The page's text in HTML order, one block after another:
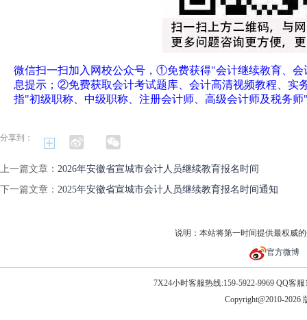
微信扫一扫加入网校公众号，①免费获得"会计继续教育、
息提示；②免费获取会计考试题库、会计高清视频教程、实
指"初级职称、中级职称、注册会计师、高级会计师及税务
分享到：
上一篇文章： 2026年安徽省宣城市会计人员继续教育报名时间
下一篇文章： 2025年安徽省宣城市会计人员继续教育报名时间通知
说明：本站将第一时间提供最权威
官方微博
7X24小时客服热线:159-5922-9969 QQ客服
Copyright@2010-2026